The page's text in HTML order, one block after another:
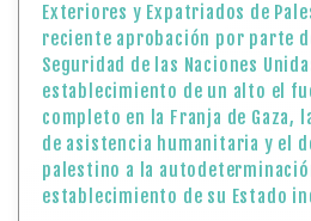
Exteriores y Expatriados de
reciente aprobación por parte
Seguridad de las Naciones
establecimiento de un alto el
completo en la Franja de Gaza,
de asistencia humanitaria y el
palestino a la
establecimiento de su Estado